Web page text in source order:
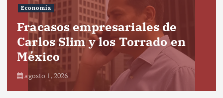
Economía
Fracasos empresariales de
Carlos Slim y los Torrado en
México
agosto 1, 2026